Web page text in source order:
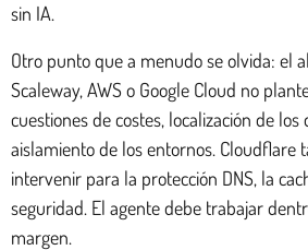
sin IA.
Otro punto que a menudo se olvida: el
Scaleway, AWS o Google Cloud no
cuestiones de costes, localización de los
aislamiento de los entornos. Cloudflare
intervenir para la protección DNS, la
seguridad. El agente debe trabajar
margen.